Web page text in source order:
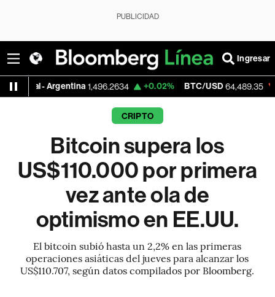
PUBLICIDAD
Ingresar
1,496.2634 +0.02% BTC/USD 64,489.35 -0.46%
CRIPTO
Bitcoin supera los
US$110.000 por primera
vez ante ola de
optimismo en EE.UU.
El bitcoin subió hasta un 2,2% en las primeras
operaciones asiáticas del jueves para alcanzar los
US$110.707, según datos compilados por Bloomberg.